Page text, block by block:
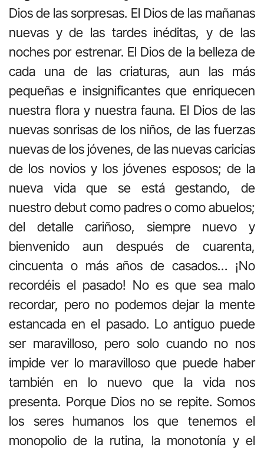
Dios de las sorpresas. El Dios de las mañanas
nuevas y de las tardes inéditas, y de las
noches por estrenar. El Dios de la belleza de
cada una de las criaturas, aun las más
pequeñas e insignificantes que enriquecen
nuestra flora y nuestra fauna. El Dios de las
nuevas sonrisas de los niños, de las fuerzas
nuevas de los jóvenes, de las nuevas caricias
de los novios y los jóvenes esposos; de la
nueva vida que se está gestando, de
nuestro debut como padres o como abuelos;
del detalle cariñoso, siempre nuevo y
bienvenido aun después de cuarenta,
cincuenta o más años de casados… ¡No
recordéis el pasado! No es que sea malo
recordar, pero no podemos dejar la mente
estancada en el pasado. Lo antiguo puede
ser maravilloso, pero solo cuando no nos
impide ver lo maravilloso que puede haber
también en lo nuevo que la vida nos
presenta. Porque Dios no se repite. Somos
los seres humanos los que tenemos el
monopolio de la rutina, la monotonía y el